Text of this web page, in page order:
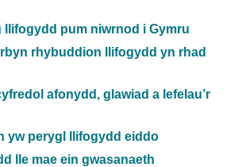
llifogydd pum niwrnod i Gymru
rhybuddion llifogydd yn rhad
afonydd, glawiad a lefelau’r
yw perygl llifogydd eiddo
lle mae ein gwasanaeth